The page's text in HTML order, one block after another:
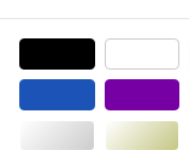
シルバー/銀